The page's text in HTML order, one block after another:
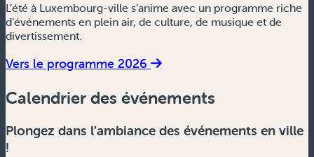
L’été à Luxembourg-ville s’anime avec un programme riche
d’événements en plein air, de culture, de musique et de
divertissement.
Vers le programme 2026
Calendrier des événements
Plongez dans l’ambiance des événements en ville
!